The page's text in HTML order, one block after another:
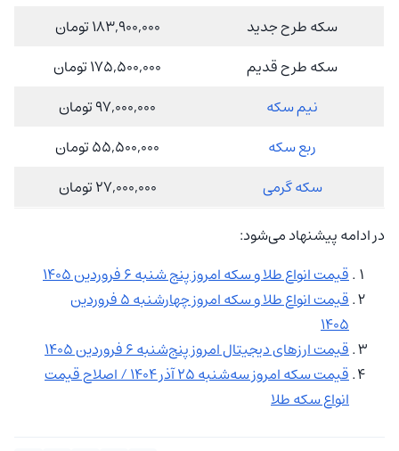
سکه طرح جدید
183,900,000 تومان
سکه طرح قدیم
175,500,000 تومان
نیم سکه
97,000,000 تومان
ربع سکه
55,500,000 تومان
سکه گرمی
27,000,000 تومان
در ادامه پیشنهاد می‌شود:
قیمت انواع طلا و سکه امروز پنج شنبه 6 فروردین 1405
قیمت انواع طلا و سکه امروز چهارشنبه 5 فروردین
1405
قیمت ارزهای دیجیتال امروز پنج‌شنبه 6 فروردین 1405
قیمت سکه امروز ‌سه‌شنبه 25 آذر 1404 / اصلاح قیمت
انواع سکه طلا